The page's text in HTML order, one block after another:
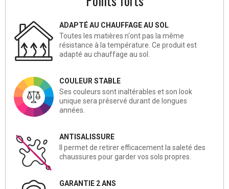
ADAPTÉ AU CHAUFFAGE AU SOL
Toutes les matières n‘ont pas la même
résistance à la température. Ce produit est
adapté au chauffage au sol.
COULEUR STABLE
Ses couleurs sont inaltérables et son look
unique sera préservé durant de longues
années.
ANTISALISSURE
Il permet de retirer efficacement la saleté des
chaussures pour garder vos sols propres.
GARANTIE 2 ANS